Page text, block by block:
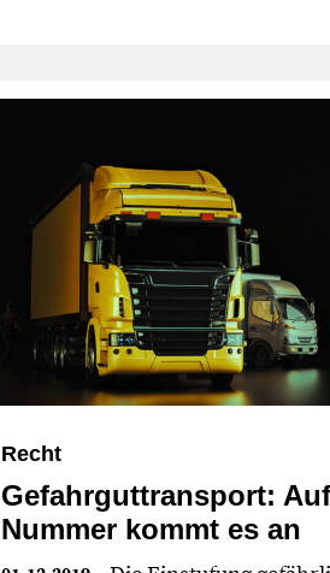
Recht
Gefahrguttransport:
Nummer kommt es an